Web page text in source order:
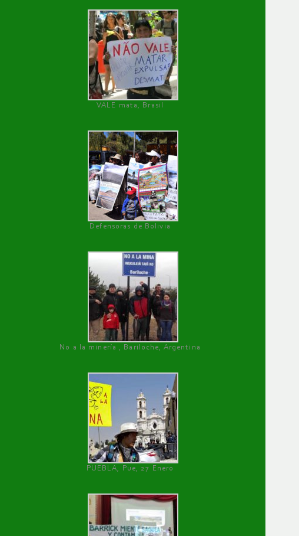
VALE mata, Brasil
Defensoras de Bolivia
No a la minería , Bariloche, Argentina
PUEBLA, Pue, 27 Enero